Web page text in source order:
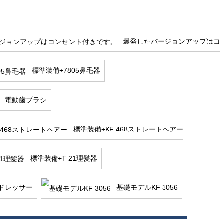
爆発したバージョンアップは
標準装備+7805鼻毛器
電動歯ブラシ
標準装備+KF 468ストレートヘアー
標準装備+T 21理髪器
ドレッサー 基礎モデルKF 3056